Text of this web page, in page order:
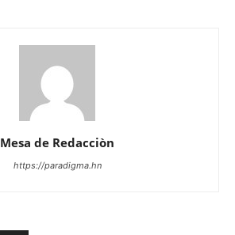
Mesa de Redacciòn
https://paradigma.hn